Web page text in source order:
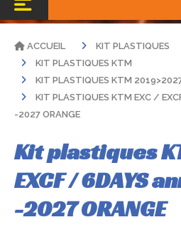
ACCUEIL
KIT PLASTIQUES
KIT PLASTIQUES KTM
KIT PLASTIQUES KTM
KIT PLASTIQUES KTM EXC /
-2027 ORANGE
Kit plastiques
EXCF / 6DAYS
-2027 ORANGE